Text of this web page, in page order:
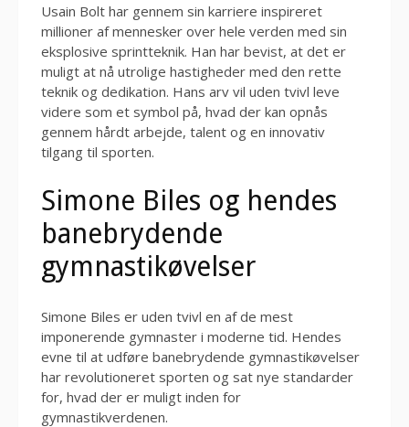
Usain Bolt har gennem sin karriere inspireret
millioner af mennesker over hele verden med sin
eksplosive sprintteknik. Han har bevist, at det er
muligt at nå utrolige hastigheder med den rette
teknik og dedikation. Hans arv vil uden tvivl leve
videre som et symbol på, hvad der kan opnås
gennem hårdt arbejde, talent og en innovativ
tilgang til sporten.
Simone Biles og hendes
banebrydende
gymnastikøvelser
Simone Biles er uden tvivl en af de mest
imponerende gymnaster i moderne tid. Hendes
evne til at udføre banebrydende gymnastikøvelser
har revolutioneret sporten og sat nye standarder
for, hvad der er muligt inden for
gymnastikverdenen.